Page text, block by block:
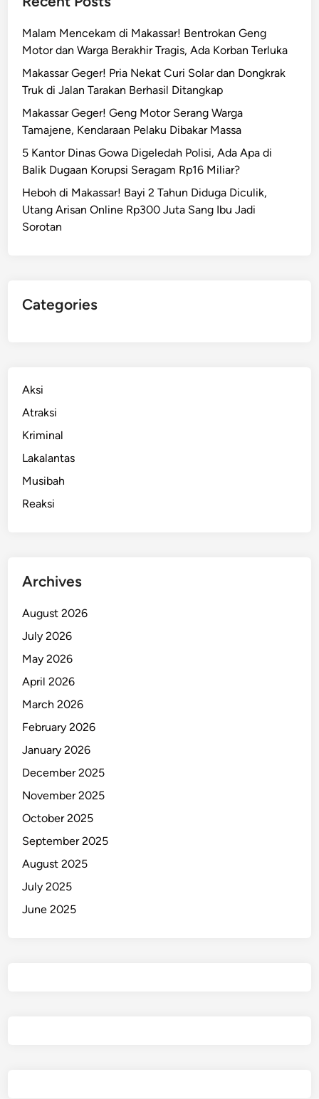
Malam Mencekam di Makassar! Bentrokan Geng
Motor dan Warga Berakhir Tragis, Ada Korban Terluka
Makassar Geger! Pria Nekat Curi Solar dan Dongkrak
Truk di Jalan Tarakan Berhasil Ditangkap
Makassar Geger! Geng Motor Serang Warga
Tamajene, Kendaraan Pelaku Dibakar Massa
5 Kantor Dinas Gowa Digeledah Polisi, Ada Apa di
Balik Dugaan Korupsi Seragam Rp16 Miliar?
Heboh di Makassar! Bayi 2 Tahun Diduga Diculik,
Utang Arisan Online Rp300 Juta Sang Ibu Jadi
Sorotan
Categories
Aksi
Atraksi
Kriminal
Lakalantas
Musibah
Reaksi
Archives
August 2026
July 2026
May 2026
April 2026
March 2026
February 2026
January 2026
December 2025
November 2025
October 2025
September 2025
August 2025
July 2025
June 2025